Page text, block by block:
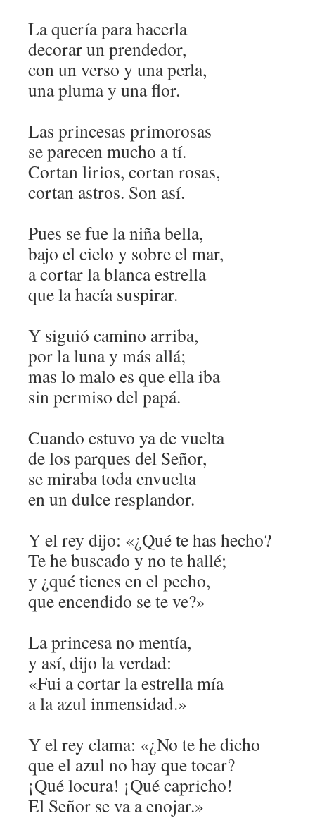
La quería para hacerla
decorar un prendedor,
con un verso y una perla,
una pluma y una flor.
Las princesas primorosas
se parecen mucho a tí.
Cortan lirios, cortan rosas,
cortan astros. Son así.
Pues se fue la niña bella,
bajo el cielo y sobre el mar,
a cortar la blanca estrella
que la hacía suspirar.
Y siguió camino arriba,
por la luna y más allá;
mas lo malo es que ella iba
sin permiso del papá.
Cuando estuvo ya de vuelta
de los parques del Señor,
se miraba toda envuelta
en un dulce resplandor.
Y el rey dijo: «¿Qué te has hecho?
Te he buscado y no te hallé;
y ¿qué tienes en el pecho,
que encendido se te ve?»
La princesa no mentía,
y así, dijo la verdad:
«Fui a cortar la estrella mía
a la azul inmensidad.»
Y el rey clama: «¿No te he dicho
que el azul no hay que tocar?
¡Qué locura! ¡Qué capricho!
El Señor se va a enojar.»